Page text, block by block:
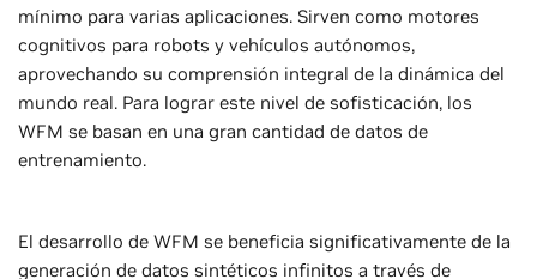
mínimo para varias aplicaciones. Sirven como motores
cognitivos para robots y vehículos autónomos,
aprovechando su comprensión integral de la dinámica del
mundo real. Para lograr este nivel de sofisticación, los
WFM se basan en una gran cantidad de datos de
entrenamiento.
El desarrollo de WFM se beneficia significativamente de la
generación de datos sintéticos infinitos a través de